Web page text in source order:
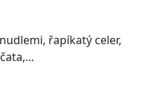
řapíkatý celer,